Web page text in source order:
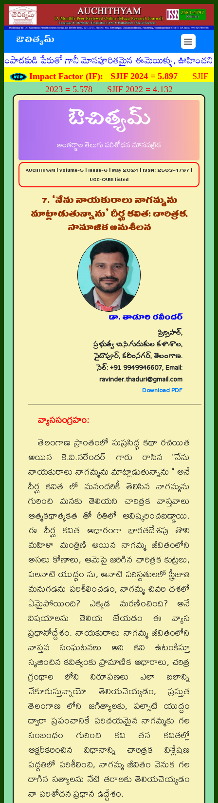
ఔచిత్యమ్ ☰
గానీ మోసపూరితమైన ఈమెయిళ్ళు, ఊహించని రీతిగా
Impact Factor (IF): SJIF 2024 = 5.897 SJIF
2023 = 5.578 SJIF 2022 = 4.132
ఔచిత్యమ్
అంతర్జాల తెలుగు పరిశోధన మాసపత్రిక
AUCHITHYAM | Volume-5 | Issue-6 | May 2024 | ISSN: 2583-4797 |
UGC-CARE listed
7. ‘నేను నాయకురాలు నాగమ్మను
మాట్లాడుతున్నాను’ దీర్ఘ కవిత: చారిత్రక,
సామాజిక అనుశీలన
డా. తాడూరి రవీందర్
ప్రిన్సిపాల్,
ప్రభుత్వ బి.సి.గురుకుల కళాశాల,
సైదాపూర్, కరీంనగర్, తెలంగాణ.
సెల్: +91 9949946607, Email:
ravinder.thaduri@gmail.com
Download PDF
వ్యాససంగ్రహం:
తెలంగాణ ప్రాంతంలో సుప్రసిద్ధ కథా రచయిత
అయిన కె.వి.నరేందర్ గారు రాసిన "నేను
నాయకురాలు నాగమ్మను మాట్లాడుతున్నాను " అనే
దీర్ఘ కవిత లో మనందరికీ తెలిసిన నాగమ్మను
గురించి మనకు తెలియని చారిత్రక వాస్తవాలు
ఆత్మకథాత్మకత తో రీతిలో ఆవిష్కరించబడ్డాయి.
ఈ దీర్ఘ కవిత ఆధారంగా భారతదేశపు తొలి
మహిళా మంత్రిణి అయిన నాగమ్మ జీవితంలోని
అసలు కోణాలు, ఆమెపై జరిగిన చారిత్రక కుట్రలు,
పలనాటి యుద్ధం ను, ఆనాటి పరిస్థతులలో స్త్రీజాతి
మనుగడను పరిశీలించడం, నాగమ్మ చివరి దశలో
ఏమైపోయింది? ఎక్కడ మరణించింది? అనే
విషయాలను తెలియ జేయడం ఈ వ్యాస
ప్రధానోద్దేశం. నాయకురాలు నాగమ్మ జీవితంలోని
వాస్తవ సంఘటనలు అని కవి ఉటంకిస్తూ
సృజించిన కవిత్వంకు ప్రామాణిక ఆధారాలు, చరిత్ర
గ్రంథాల లోని నిరూపణలు ఎలా బలాన్ని
చేకూరుస్తున్నాయో తెలియచెయ్యడం, ప్రస్తుత
తెలంగాణ లోని జగిత్యాలకు, పల్నాటి యుద్ధం
ద్వారా ప్రపంచానికే పరిచయమైన నాగమ్మకు గల
సంబంధం గురించి కవి తన కవితల్లో
ఆక్షరీకరించిన విధానాన్ని చారిత్రక విశ్లేషణ
పద్దతిలో పరిశీలించి, నాగమ్మ జీవితం వెనుక గల
దాగిన సత్యాలను నేటి తరాలకు తెలియచెయ్యడం
నా పరిశోధన ప్రధాన ఉద్దేశం.